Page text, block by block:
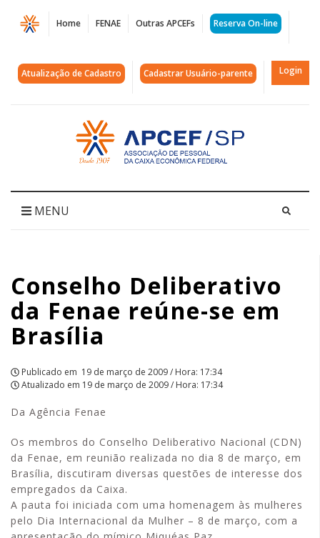
Página
Conselho
Deliberativo
reúne-
em
APCEF/SP
Home FENAE Outras APCEFs Reserva On-line
Atualização de Cadastro Cadastrar Usuário-parente Login
Acessar
página
inicial
MENU
Conselho Deliberativo
da Fenae reúne-se em
Brasília
Publicado em 19 de março de 2009 / Hora: 17:34
Atualizado em 19 de março de 2009 / Hora: 17:34
Da Agência Fenae
Os membros do Conselho Deliberativo Nacional (CDN)
da Fenae, em reunião realizada no dia 8 de março, em
Brasília, discutiram diversas questões de interesse dos
empregados da Caixa.
A pauta foi iniciada com uma homenagem às mulheres
pelo Dia Internacional da Mulher – 8 de março, com a